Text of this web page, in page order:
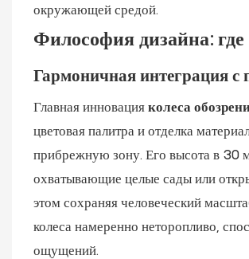
окружающей средой.
Философия дизайна: где
Гармоничная интеграция с
Главная инновация колеса
цветовая палитра и отделка
прибрежную зону. Его высота в 30
охватывающие целые сады или
этом сохраняя человеческий
колеса намеренно неторопливо,
ощущений.